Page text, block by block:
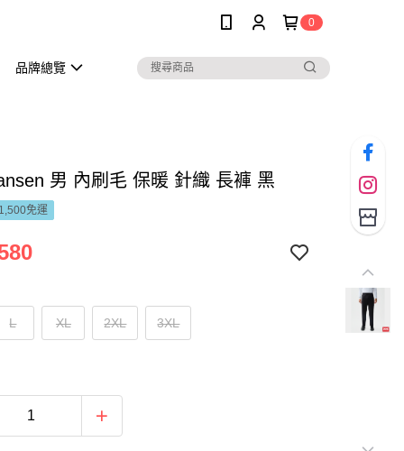
0
品牌總覽
男 內刷毛 保暖 針織 長褲 黑
免運
L XL 2XL 3XL